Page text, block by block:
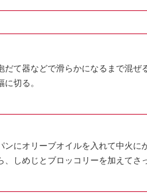
だて器などで滑らかになるまで混
切る。
ンにオリーブオイルを入れて中火
、しめじとブロッコリーを加えてさ